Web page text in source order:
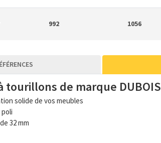
992 1056
tourillons de marque DUBOIS
solide de vos meubles
32 mm